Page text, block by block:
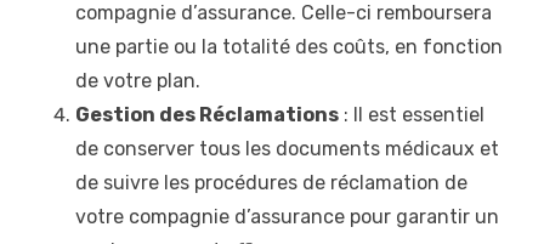
compagnie d’assurance. Celle-ci remboursera
une partie ou la totalité des coûts, en fonction
de votre plan.
Gestion des Réclamations : Il est essentiel
de conserver tous les documents médicaux et
de suivre les procédures de réclamation de
votre compagnie d’assurance pour garantir un